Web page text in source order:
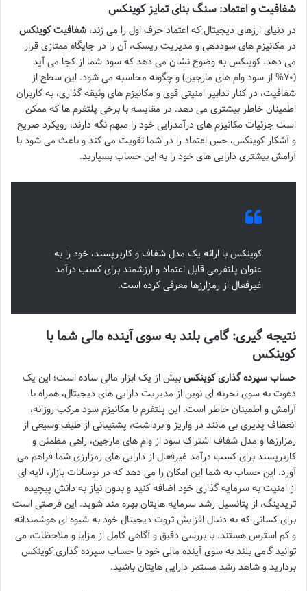
شفافیت و اعتماد: سنگ بنای تمایز کوینکس
در دنیای ارزهای دیجیتال که اعتماد حرف اول را می زند، شفافیت کوینکس
در مکانیزم های سوددهی و مدیریت ریسک، آن را در جایگاه ممتازی قرار
می دهد. کوینکس به وضوح نشان می دهد که سود شما از کجا می آید
(۷۰% از سود وام های مارجین) و چگونه محاسبه می شود. این سطح از
شفافیت، در کنار تدابیر امنیتی قوی و مکانیزم های وثیقه گذاری، به کاربران
اطمینان خاطر بیشتری می دهد. در مقایسه با برخی پلتفرم ها که ممکن
است جزئیات مکانیزم های درآمدزایی خود را مبهم نگه دارند، رویکرد صریح
و آشکار کوینکس، حس اعتماد را در شما تقویت می کند و باعث می شود با
آرامش بیشتری دارایی های خود را به این حساب بسپارید.
کوینکس با ارائه یک مدل شفاف و کاربرپسند، خود را به
عنوان پلتفرمی قابل اعتماد و ارزشمند برای کسب درآمد
غیرفعال از رمزارزها معرفی کرده است.
نتیجه گیری: گامی بلند به سوی آینده مالی شما با
کوینکس
حساب سپرده گذاری کوینکسبیش از یک ابزار مالی ساده است؛ این یک
دعوت به سوی تجربه ای نوین از مدیریت دارایی های دیجیتال، همراه با
آرامش و اطمینان خاطر است. این پلتفرم با مکانیزم سود مرکب روزانه،
انعطاف پذیری بی مانند در واریز و برداشت، پشتیبانی از طیف وسیعی از
رمزارزها و مدل شفاف اشتراک سود از وام های مارجین، راهی مطمئن و
کاربرپسند برای کسب درآمد غیرفعال از دارایی های رمزارزی شما فراهم می
آورد. این حساب به شما این امکان را می دهد که در نوسانات بازار، لایه ای
از امنیت به سرمایه گذاری خود اضافه کنید و بدون نیاز به دانش پیچیده
تریدینگ، از پتانسیل رشد سرمایه هایتان بهره مند شوید. این فرصتی است
برای کسانی که به دنبال افزایش ثروت دیجیتال خود به شیوه ای هوشمندانه
و کم استرس هستند. با بررسی دقیق و آگاهی کامل از مزایا و ملاحظات، می
توانید گامی بلند به سوی آینده مالی خود با حساب سپرده گذاری کوینکس
بردارید و شاهد رشد مستمر دارایی هایتان باشید.